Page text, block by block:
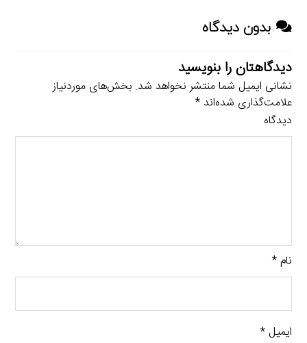
بدون دیدگاه
دیدگاهتان را بنویسید
نشانی ایمیل شما منتشر نخواهد شد. بخش‌های موردنیاز
علامت‌گذاری شده‌اند*
دیدگاه
نام*
ایمیل*